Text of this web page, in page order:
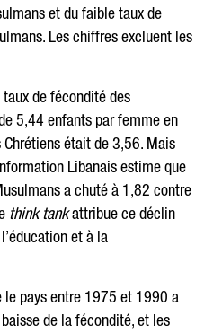
et du faible taux de
Les chiffres excluent les
de fécondité des
5,44 enfants par femme en
était de 3,56. Mais
Libanais estime que
a chuté à 1,82 contre
think tankattribue ce déclin
et à la
le pays entre 1975 et 1990 a
de la fécondité, et les